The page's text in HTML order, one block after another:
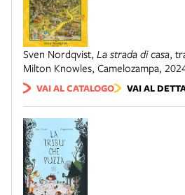
Sven Nordqvist, La strada di casa,
Milton Knowles, Camelozampa,
VAI AL CATALOGO VAI AL